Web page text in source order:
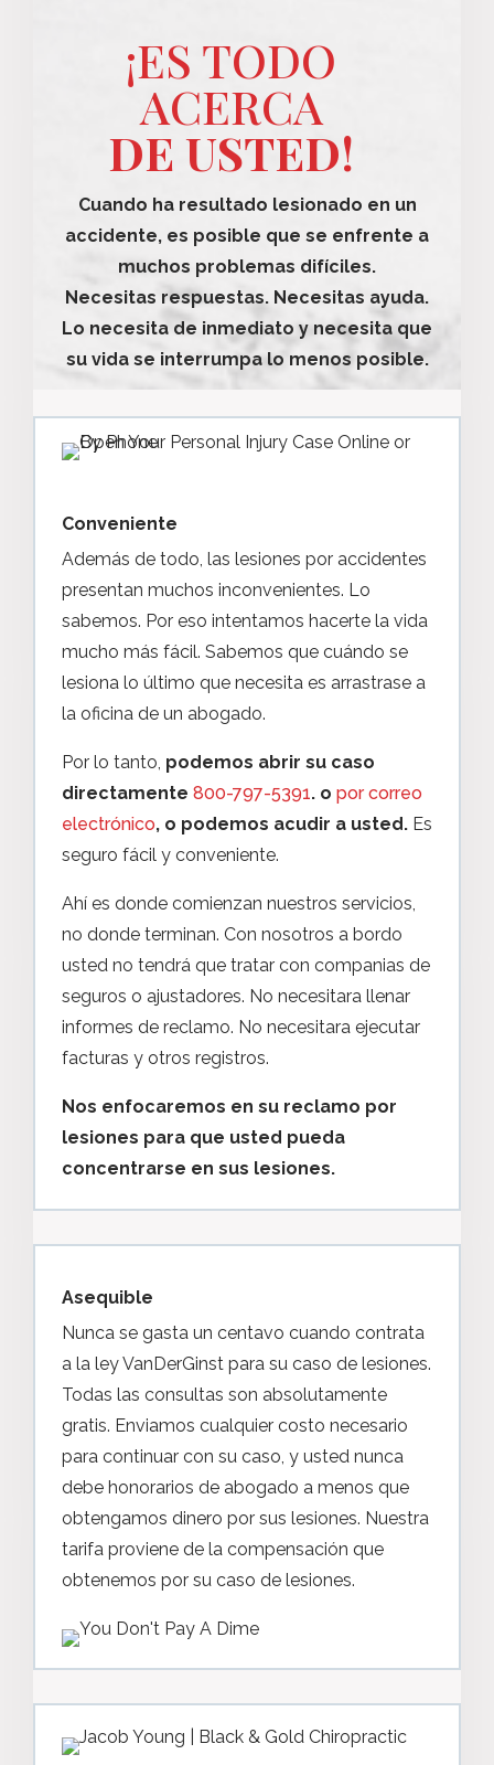
¡ES TODO
ACERCA
DE USTED!
Cuando ha resultado lesionado en un
accidente, es posible que se enfrente a
muchos problemas difíciles.
Necesitas respuestas. Necesitas ayuda.
Lo necesita de inmediato y necesita que
su vida se interrumpa lo menos posible.
Conveniente
Además de todo, las lesiones por accidentes
presentan muchos inconvenientes. Lo
sabemos. Por eso intentamos hacerte la vida
mucho más fácil. Sabemos que cuándo se
lesiona lo último que necesita es arrastrase a
la oficina de un abogado.
Por lo tanto, podemos abrir su caso
directamente 800-797-5391. o por correo
electrónico, o podemos acudir a usted. Es
seguro fácil y conveniente.
Ahí es donde comienzan nuestros servicios,
no donde terminan. Con nosotros a bordo
usted no tendrá que tratar con companias de
seguros o ajustadores. No necesitara llenar
informes de reclamo. No necesitara ejecutar
facturas y otros registros.
Nos enfocaremos en su reclamo por
lesiones para que usted pueda
concentrarse en sus lesiones.
Asequible
Nunca se gasta un centavo cuando contrata
a la ley VanDerGinst para su caso de lesiones.
Todas las consultas son absolutamente
gratis. Enviamos cualquier costo necesario
para continuar con su caso, y usted nunca
debe honorarios de abogado a menos que
obtengamos dinero por sus lesiones. Nuestra
tarifa proviene de la compensación que
obtenemos por su caso de lesiones.